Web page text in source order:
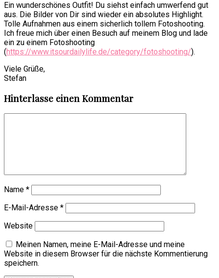
Ein wunderschönes Outfit! Du siehst einfach umwerfend gut
aus. Die Bilder von Dir sind wieder ein absolutes Highlight.
Tolle Aufnahmen aus einem sicherlich tollem Fotoshooting.
Ich freue mich über einen Besuch auf meinem Blog und lade
ein zu einem Fotoshooting
(https://www.itsourdailylife.de/category/fotoshooting/).
Viele Grüße,
Stefan
Hinterlasse einen Kommentar
Name *
E-Mail-Adresse *
Website
Meinen Namen, meine E-Mail-Adresse und meine
Website in diesem Browser für die nächste Kommentierung
speichern.